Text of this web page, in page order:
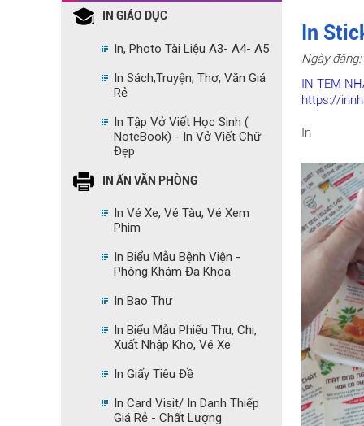
IN GIÁO DỤC
In, Photo Tài Liệu A3- A4- A5
In Sách,Truyện, Thơ, Văn Giá
Rẻ
In Tập Vở Viết Học Sinh (
NoteBook) - In Vở Viết Chữ
Đẹp
IN ẤN VĂN PHÒNG
In Vé Xe, Vé Tàu, Vé Xem
Phim
In Biểu Mẫu Bệnh Viện -
Phòng Khám Đa Khoa
In Bao Thư
In Biểu Mẫu Phiếu Thu, Chi,
Xuất Nhập Kho, Vé Xe
In Giấy Tiêu Đề
In Card Visit/ In Danh Thiếp
Giá Rẻ - Chất Lượng
In
Ngày
IN TEM
https://
In